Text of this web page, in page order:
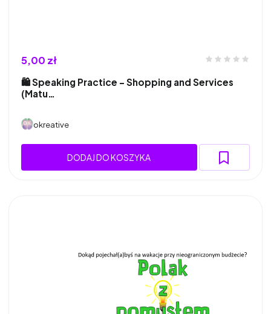
5,00 zł
🛍️ Speaking Practice – Shopping and Services
(Matu…
okreative
DODAJ DO KOSZYKA